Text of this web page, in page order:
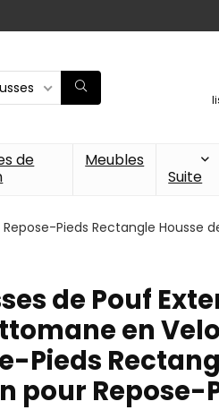
de
Meubles
Suite
Pieds Rectangle Housse
de Pouf
en
Pieds
pour Repose-